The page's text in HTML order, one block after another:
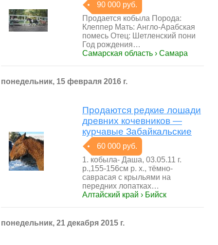
90 000 руб.
Продается кобыла Порода:
Клеппер Мать: Англо-Арабская
помесь Отец: Шетленский пони
Год рождения…
Самарская область › Самара
понедельник, 15 февраля 2016 г.
Продаются редкие лошади
древних кочевников —
курчавые Забайкальские
60 000 руб.
1. кобыла- Даша, 03.05.11 г.
р.,155-156см р. х., тёмно-
саврасая с крыльями на
передних лопатках…
Алтайский край › Бийск
понедельник, 21 декабря 2015 г.